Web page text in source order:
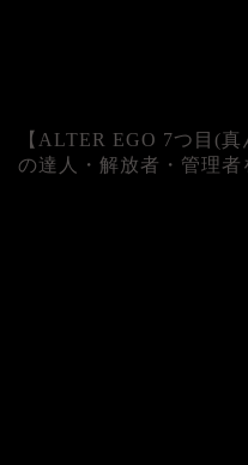
【ALTER EGO 7つ目(
の達人・解放者・管理者